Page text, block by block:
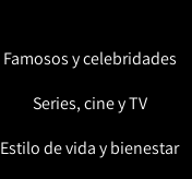
Famosos y celebridades
Series, cine y TV
Estilo de vida y bienestar